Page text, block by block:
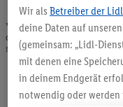
* Angebote solange Vorrat.
ohne Dekoration. Die hier
sind nicht alle dauerhaft im
Wir als Betreiber der
deine Daten auf
(gemeinsam: „Lidl-
mit denen eine
in deinem Endgerät
notwendig oder